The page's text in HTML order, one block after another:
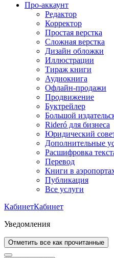
Про-аккаунт
Редактор
Корректор
Простая верстка
Сложная верстка
Дизайн обложки
Иллюстрации
Тираж книги
Аудиокнига
Офлайн-продажи
Продвижение
Буктрейлер
Большой
Rideró для бизнеса
Юридический
Дополнительные
Расшифровка
Перевод
Книги в
Публикация
Все услуги
КабинетКабинет
Уведомления
Отметить все как прочитанные